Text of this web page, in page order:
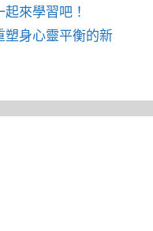
來學習吧！
塑身心靈平衡的新